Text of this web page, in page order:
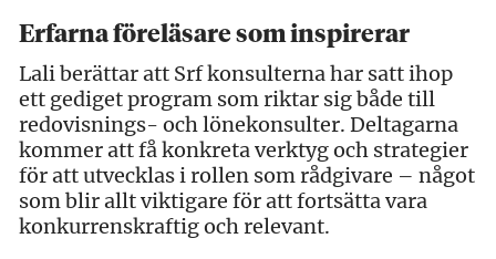
Erfarna föreläsare som inspirerar
Lali berättar att Srf konsulterna har satt ihop
ett gediget program som riktar sig både till
redovisnings- och lönekonsulter. Deltagarna
kommer att få konkreta verktyg och strategier
för att utvecklas i rollen som rådgivare – något
som blir allt viktigare för att fortsätta vara
konkurrenskraftig och relevant.